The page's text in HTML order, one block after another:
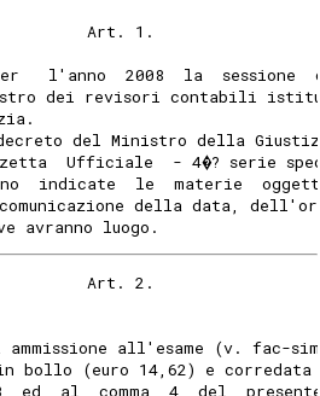
Art. 1.
l'anno  2008  la  sessione
dei revisori contabili
del Ministro della
Ufficiale  - 4�? serie
indicate  le  materie
della data,
avranno luogo.
Art. 2.
ammissione all'esame (v. fac-
(euro 14,62) e corredata
ed  al  comma  4  del